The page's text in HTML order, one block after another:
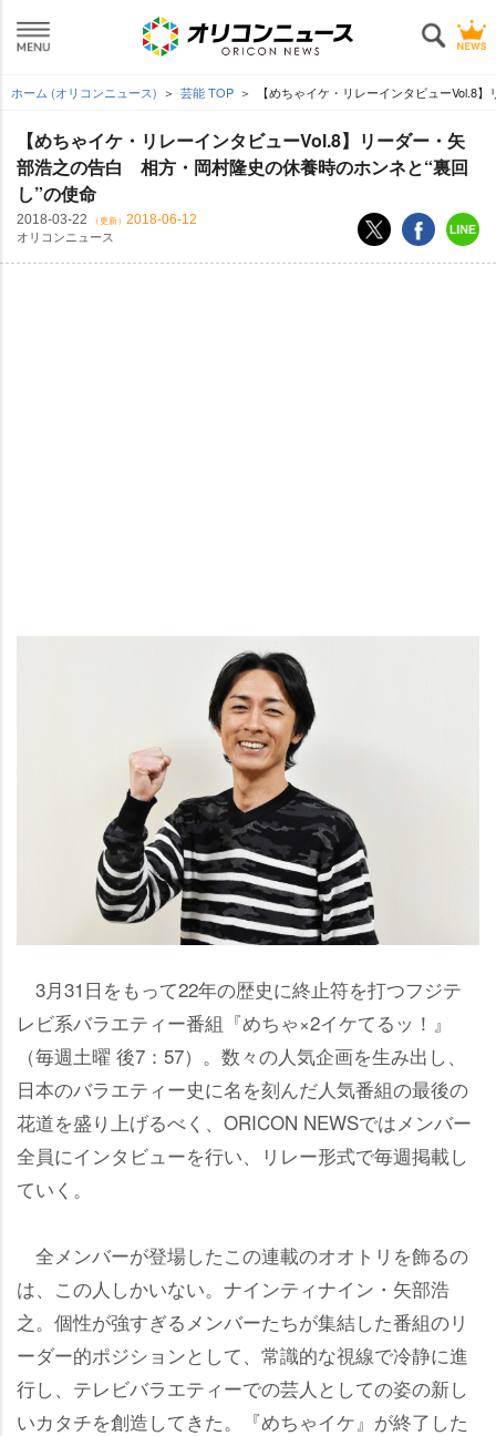
ホーム (オリコンニュース) 芸能 TOP 【めちゃイケ・リレーインタビューVol.8
【めちゃイケ・リレーインタビューVol.8】リーダー・矢
部浩之の告白 相方・岡村隆史の休養時のホンネと“裏回
し”の使命
2018-03-22 （更新） 2018-06-12
オリコンニュース
3月31日をもって22年の歴史に終止符を打つフジテ
レビ系バラエティー番組『めちゃ×2イケてるッ！』
（毎週土曜 後7：57）。数々の人気企画を生み出し、
日本のバラエティー史に名を刻んだ人気番組の最後の
花道を盛り上げるべく、ORICON NEWSではメンバー
全員にインタビューを行い、リレー形式で毎週掲載し
ていく。
全メンバーが登場したこの連載のオオトリを飾るの
は、この人しかいない。ナインティナイン・矢部浩
之。個性が強すぎるメンバーたちが集結した番組のリ
ーダー的ポジションとして、常識的な視線で冷静に進
行し、テレビバラエティーでの芸人としての姿の新し
いカタチを創造してきた。『めちゃイケ』が終了した